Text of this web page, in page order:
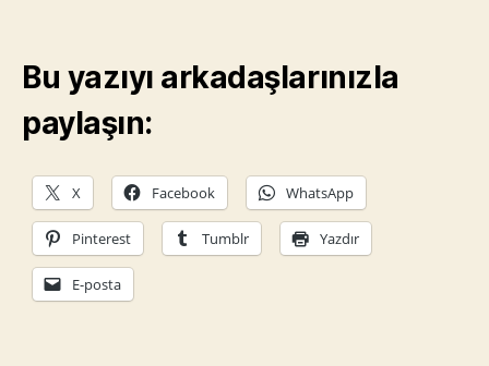
Bu yazıyı arkadaşlarınızla
paylaşın:
X Facebook WhatsApp
Pinterest Tumblr Yazdır
E-posta